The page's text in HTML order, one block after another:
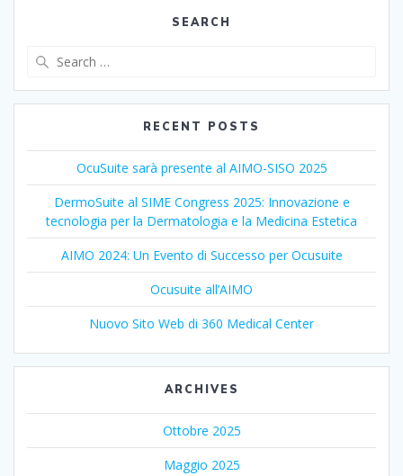
SEARCH
RECENT POSTS
OcuSuite sarà presente al AIMO-SISO 2025
DermoSuite al SIME Congress 2025: Innovazione e
tecnologia per la Dermatologia e la Medicina Estetica
AIMO 2024: Un Evento di Successo per Ocusuite
Ocusuite all’AIMO
Nuovo Sito Web di 360 Medical Center
ARCHIVES
Ottobre 2025
Maggio 2025